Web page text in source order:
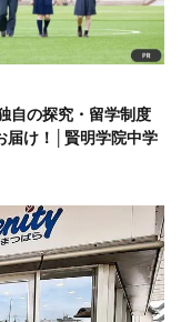
自の探究・留学制度
届け！│賢明学院中学